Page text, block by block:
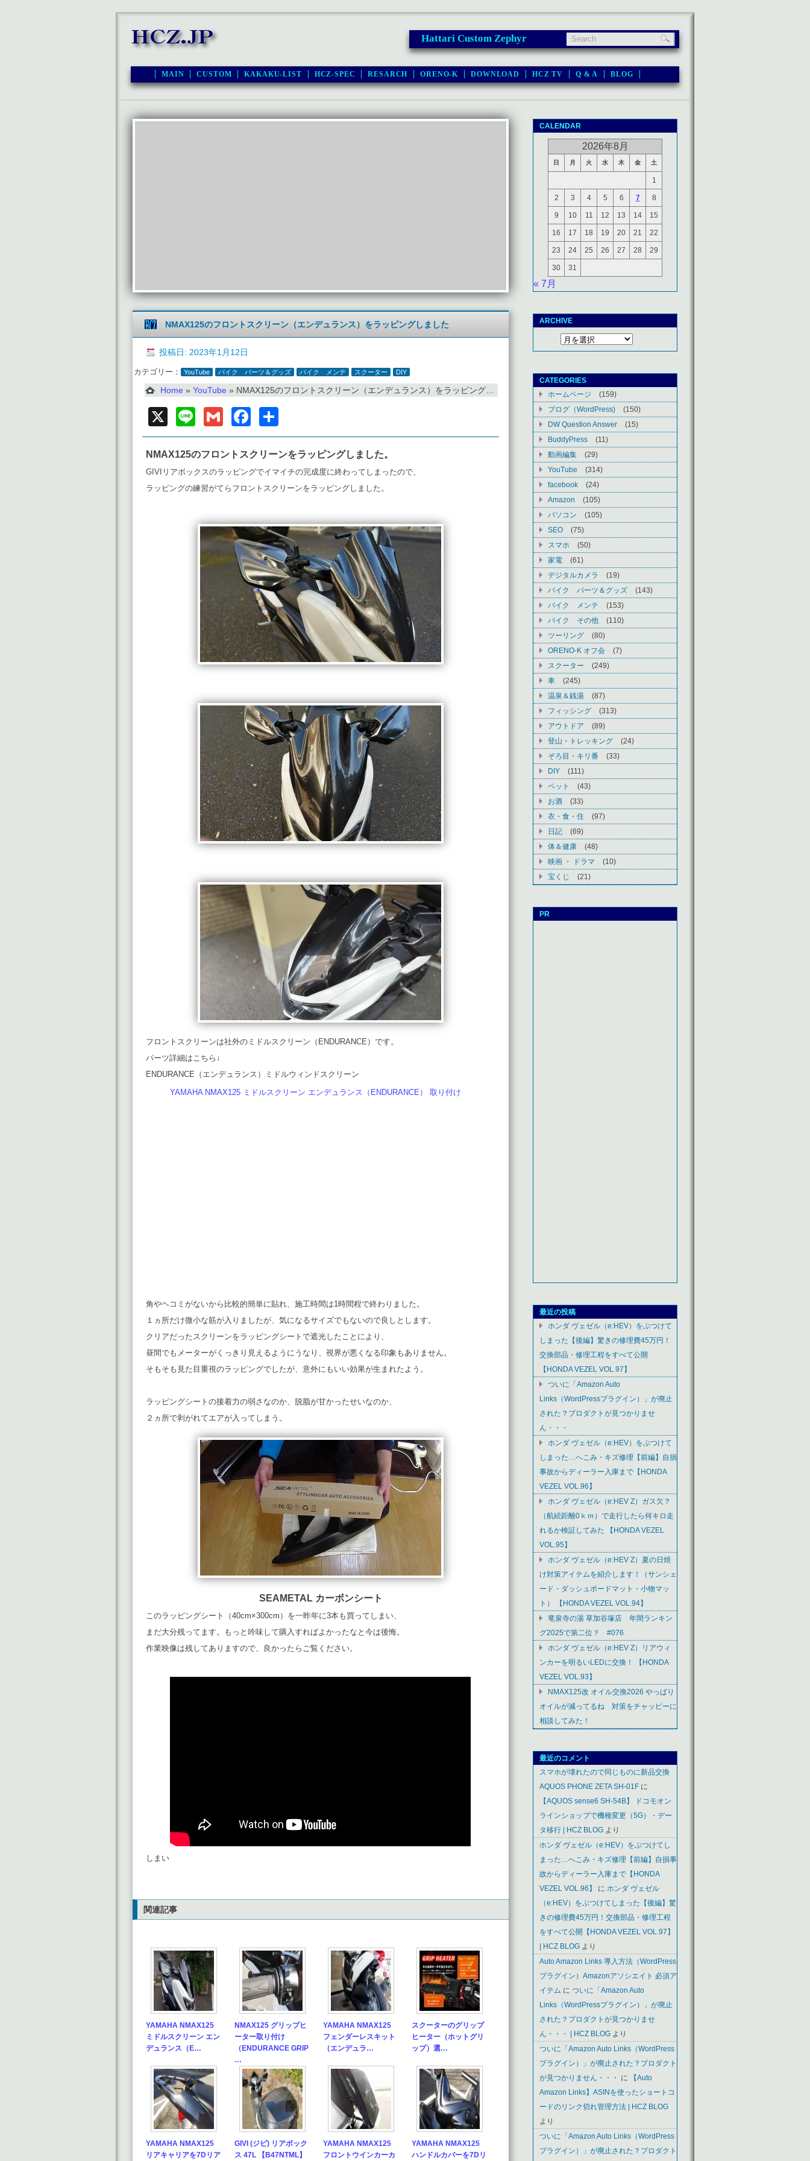
Hattari Custom Zephyr
MAIN CUSTOM KAKAKU-LIST HCZ-SPEC RESARCH ORENO-K DOWNLOAD HCZ TV Q & A BLOG
NMAX125のフロントスクリーン（エンデュランス）をラッピングしました
投稿日: 2023年1月12日
カテゴリー： YouTube バイク パーツ＆グッズ バイク メンテ スクーター DIY
Home » YouTube » NMAX125のフロントスクリーン（エンデュランス）をラッピングしました
X Line GmailFacebook
有
NMAX125のフロントスクリーンをラッピングしました。
GIVIリアボックスのラッピングでイマイチの完成度に終わってしまったので、
ラッピングの練習がてらフロントスクリーンをラッピングしました。
フロントスクリーンは社外のミドルスクリーン（ ENDURANCE ）です。
パーツ詳細はこちら↓
ENDURANCE（エンデュランス）ミドルウィンドスクリーン
YAMAHA NMAX125 ミドルスクリーン エンデュランス（ENDURANCE） 取り付け
角やヘコミがないから比較的簡単に貼れ、施工時間は1時間程で終わりました。
１ヵ所だけ微小な筋が入りましたが、気になるサイズでもないので良しとします。
クリアだったスクリーンをラッピングシートで遮光したことにより、
昼間でもメーターがくっきり見えるようにうなり、視界が悪くなる印象もありません。
そもそも見た目重視のラッピングでしたが、意外にもいい効果が生まれたよう。
ラッピングシートの接着力の弱さなのか、脱脂が甘かったせいなのか、
２ヵ所で剥がれてエアが入ってしまう。
SEAMETAL カーボンシート
このラッピングシート（40cm×300cm）を一昨年に3本も買ってしまい、
まだ大分残ってます。もっと吟味して購入すればよかったなと今は後悔。
作業映像は残してありますので、良かったらご覧ください。
しまい
関連記事
YAMAHA NMAX125
ミドルスクリーン エン
デュランス（E…
NMAX125 グリップヒ
ーター取り付け
（ENDURANCE GRIP
…
YAMAHA NMAX125
フェンダーレスキット
（エンデュラ…
スクーターのグリップ
ヒーター（ホットグリ
ップ）選…
YAMAHA NMAX125
リアキャリアを7Dリア
GIVI (ジビ) リアボック
ス 47L 【B47NTML】
YAMAHA NMAX125
フロントウインカーカ
YAMAHA NMAX125
ハンドルカバーを7Dリ
CALENDAR
2026年8月
日 月 火 水 木 金 土
1
2 3 4 5 6 7 8
9 10 11 12 13 14 15
16 17 18 19 20 21 22
23 24 25 26 27 28 29
30 31
« 7月
ARCHIVE
CATEGORIES
ホームページ
(159)
ブログ（WordPress)
(150)
DW Question Answer
(15)
BuddyPress
(11)
動画編集
(29)
YouTube
(314)
facebook
(24)
Amazon
(105)
パソコン
(105)
SEO
(75)
スマホ
(50)
家電
(61)
デジタルカメラ
(19)
バイク パーツ＆グッズ
(143)
バイク メンテ
(153)
バイク その他
(110)
ツーリング
(80)
ORENO-K オフ会
(7)
スクーター
(249)
車
(245)
温泉＆銭湯
(87)
フィッシング
(313)
アウトドア
(89)
登山・トレッキング
(24)
ぞろ目・キリ番
(33)
DIY
(111)
ペット
(43)
お酒
(33)
衣・食・住
(97)
日記
(69)
体＆健康
(48)
映画 ・ ドラマ
(10)
宝くじ
(21)
PR
最近の投稿
ホンダ ヴェゼル（e:HEV）をぶつけて
しまった【後編】驚きの修理費45万円！
交換部品・修理工程をすべて公開
【HONDA VEZEL VOL.97】
ついに「Amazon Auto
Links（WordPressプラグイン）」が廃止
された？プロダクトが見つかりませ
ん・・・
ホンダ ヴェゼル（e:HEV）をぶつけて
しまった…へこみ・キズ修理【前編】自損
事故からディーラー入庫まで【HONDA
VEZEL VOL.96】
ホンダ ヴェゼル（e:HEV Z）ガス欠？
（航続距離0ｋｍ）で走行したら何キロ走
れるか検証してみた 【HONDA VEZEL
VOL.95】
ホンダ ヴェゼル（e:HEV Z）夏の日焼
け対策アイテムを紹介します！（サンシェ
ード・ダッシュボードマット・小物マッ
ト） 【HONDA VEZEL VOL.94】
竜泉寺の湯 草加谷塚店 年間ランキン
グ2025で第二位？ #076
ホンダ ヴェゼル（e:HEV Z）リアウィ
ンカーを明るいLEDに交換！ 【HONDA
VEZEL VOL.93】
NMAX125改 オイル交換2026 やっぱり
オイルが減ってるね 対策をチャッピーに
相談してみた！
最近のコメント
スマホが壊れたので同じものに新品交換
AQUOS PHONE ZETA SH-01F に
【AQUOS sense6 SH-54B】 ドコモオン
ラインショップで機種変更（5G）・デー
タ移行 | HCZ BLOG より
ホンダ ヴェゼル（e:HEV）をぶつけてし
まった…へこみ・キズ修理【前編】自損事
故からディーラー入庫まで【HONDA
VEZEL VOL.96】
に ホンダ ヴェゼル
（e:HEV）をぶつけてしまった【後編】驚
きの修理費45万円！交換部品・修理工程
をすべて公開【HONDA VEZEL VOL.97】
| HCZ BLOG より
Auto Amazon Links 導入方法（WordPress
プラグイン）Amazonアソシエイト 必須ア
イテム に ついに「Amazon Auto
Links（WordPressプラグイン）」が廃止
された？プロダクトが見つかりませ
ん・・・ | HCZ BLOG より
ついに「Amazon Auto Links（WordPress
プラグイン）」が廃止された？プロダクト
が見つかりません・・・
に
【Auto
Amazon Links】ASINを使ったショートコ
ードのリンク切れ管理方法 | HCZ BLOG
より
ついに「Amazon Auto Links（WordPress
プラグイン）」が廃止された？プロダクト